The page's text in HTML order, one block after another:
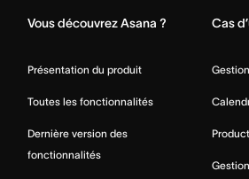
Vous découvrez Asana ?
Présentation du produit
Toutes les fonctionnalités
Dernière version des
fonctionnalités
Cas